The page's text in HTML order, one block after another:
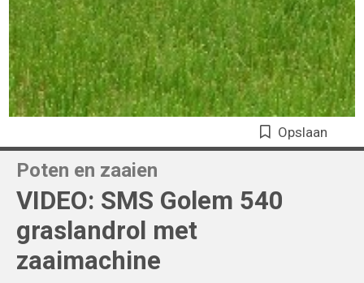
Opslaan
Poten en zaaien
VIDEO: SMS Golem 540
graslandrol met
zaaimachine